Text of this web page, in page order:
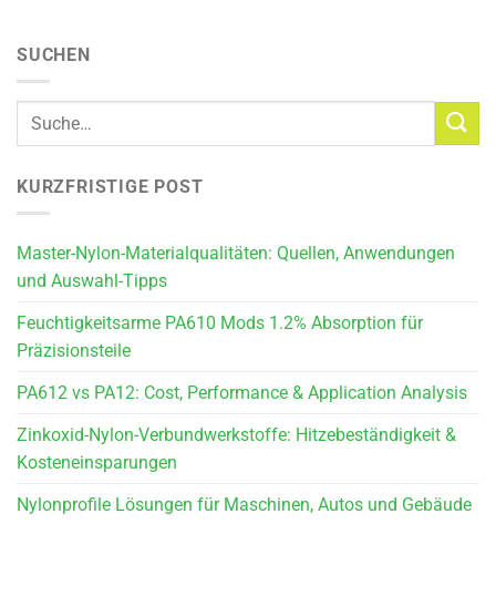
SUCHEN
KURZFRISTIGE POST
Master-Nylon-Materialqualitäten: Quellen, Anwendungen
und Auswahl-Tipps
Feuchtigkeitsarme PA610 Mods 1.2% Absorption für
Präzisionsteile
PA612 vs PA12: Cost, Performance & Application Analysis
Zinkoxid-Nylon-Verbundwerkstoffe: Hitzebeständigkeit &
Kosteneinsparungen
Nylonprofile Lösungen für Maschinen, Autos und Gebäude